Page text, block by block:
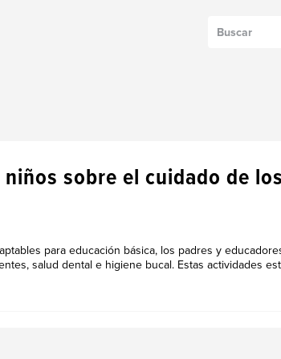
sobre el cuidado de
para educación básica, los padres y
salud dental e higiene bucal. Estas actividades